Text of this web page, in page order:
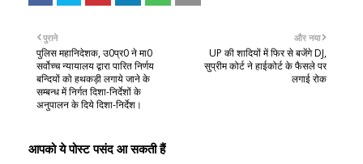
और नया
UP की शादियों में फिर से बजेंगे DJ,
सुप्रीम कोर्ट ने हाईकोर्ट के फैसले पर
लगाई रोक
पुराने
पुलिस महानिदेशक, उ0प्र0 ने मा0
सर्वोच्च न्यायालय द्वारा पारित निर्णय
बन्दियों को हथकड़ी लगाये जाने के
सम्बन्ध में निर्गत दिशा-निर्देशों के
अनुपालन के दिये दिशा-निर्देश।
आपको ये पोस्ट पसंद आ सकती हैं